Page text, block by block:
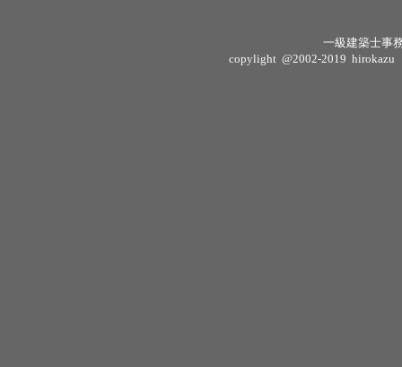
一級建築士
copylight @2002-2019 hirokazu